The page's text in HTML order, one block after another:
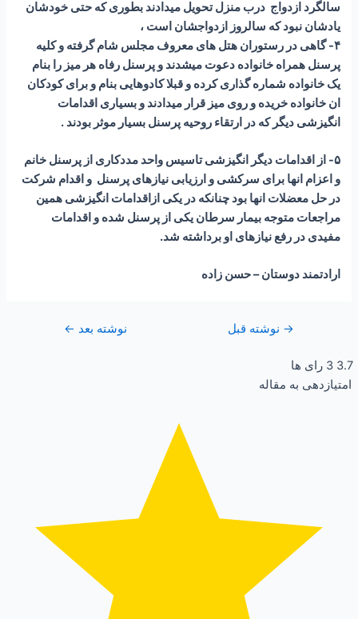
سالگرد ازدواج درب منزل تحویل میدادند بطوری که حتی خودشان
یادشان نبود که سالروز ازدواجشان است ،
۴- گاهی در رستوران هتل های معروف مجلس شام گرفته و کلیه
پرسنل همراه خانواده دعوت میشدند و پرسنل رفاه هر میز را بنام
یک خانواده شماره گذاری کرده و قبلا کادوهایی بنام و برای کودکان
ان خانواده خریده و روی میز قرار میدادند و بسیاری اقدامات
انگیزشی دیگر که در ارتقاء روحیه پرسنل بسیار موثر بودند .
۵- از اقدامات دیگر انگیزشی تاسیس واحد مددکاری از پرسنل خانم
و اعزام انها برای سرکشی و ارزیابی نیازهای پرسنل و اقدام شرکت
در حل معضلات انها بود چنانکه در یکی ازاقدامات انگیزشی همین
مراجعات متوجه بیمار سرطان یکی از پرسنل شده و اقدامات
مفیدی در رفع نیازهای او برداشته شد.
ارادتمند دوستان – حسن زاده
→ نوشته قبل نوشته بعد ←
3.7
3 رای ها
امتیازدهی به مقاله